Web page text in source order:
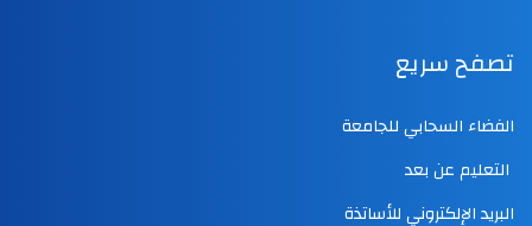
تصفح سريع
الفضاء السحابي للجامعة
التعليم عن بعد
البريد الإلكتروني للأساتذة